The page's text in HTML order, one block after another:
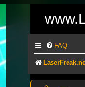
FAQ